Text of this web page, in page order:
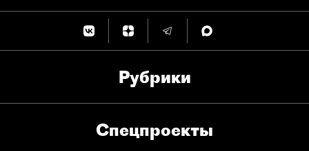
Рубрики
Спец­проекты